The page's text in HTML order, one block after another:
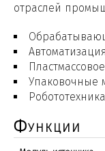
отраслей
Упаковочные
Функции